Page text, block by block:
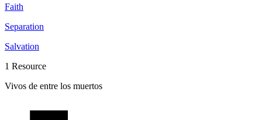
Faith
Separation
Salvation
1 Resource
Vivos de entre los muertos